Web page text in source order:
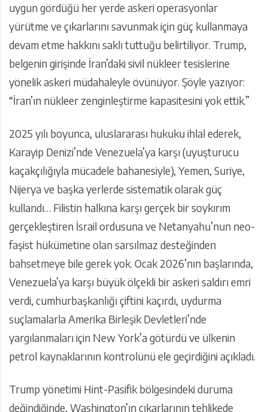
uygun gördüğü her yerde askeri operasyonlar
yürütme ve çıkarlarını savunmak için güç kullanmaya
devam etme hakkını saklı tuttuğu belirtiliyor. Trump,
belgenin girişinde İran’daki sivil nükleer tesislerine
yönelik askeri müdahaleyle övünüyor. Şöyle yazıyor:
“İran’ın nükleer zenginleştirme kapasitesini yok ettik.”
2025 yılı boyunca, uluslararası hukuku ihlal ederek,
Karayip Denizi’nde Venezuela’ya karşı (uyuşturucu
kaçakçılığıyla mücadele bahanesiyle), Yemen, Suriye,
Nijerya ve başka yerlerde sistematik olarak güç
kullandı… Filistin halkına karşı gerçek bir soykırım
gerçekleştiren İsrail ordusuna ve Netanyahu’nun neo-
faşist hükümetine olan sarsılmaz desteğinden
bahsetmeye bile gerek yok. Ocak 2026’nın başlarında,
Venezuela’ya karşı büyük ölçekli bir askeri saldırı emri
verdi, cumhurbaşkanlığı çiftini kaçırdı, uydurma
suçlamalarla Amerika Birleşik Devletleri’nde
yargılanmaları için New York’a götürdü ve ülkenin
petrol kaynaklarının kontrolünü ele geçirdiğini açıkladı.
Trump yönetimi Hint-Pasifik bölgesindeki duruma
değindiğinde, Washington’ın çıkarlarının tehlikede